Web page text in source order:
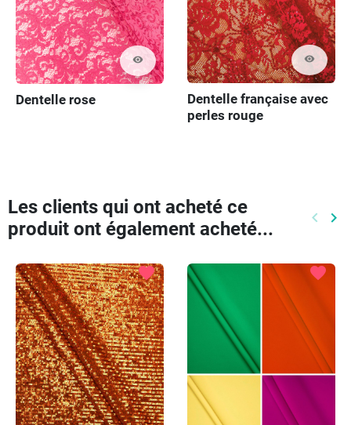
visibility
Dentelle rose
visibility
Dentelle française avec
perles rouge
Les clients qui ont acheté ce
produit ont également acheté...
keyboard_arrow_left keyboard_arrow_right
favorite favorite